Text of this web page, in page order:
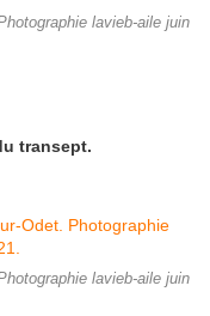
lavieb-aile juin
transept.
lavieb-aile juin